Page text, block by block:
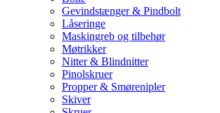
Gevindstænger & Pindbolt
Låseringe
Maskingreb og tilbehør
Møtrikker
Nitter & Blindnitter
Pinolskruer
Propper & Smørenipler
Skiver